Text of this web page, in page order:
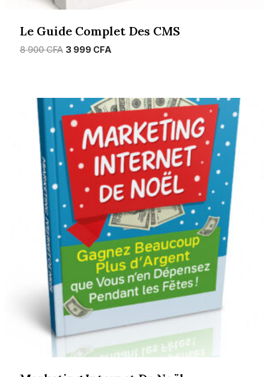
Le Guide Complet Des CMS
8 900CFA Le
8
900 CFA.
3 999 CFALe
3
999 CFA.